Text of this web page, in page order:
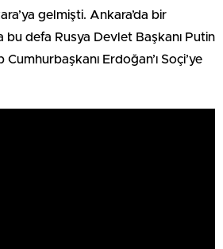
gelmişti. Ankara’da bir
bu defa Rusya Devlet Başkanı Putin
Cumhurbaşkanı Erdoğan’ı Soçi’ye